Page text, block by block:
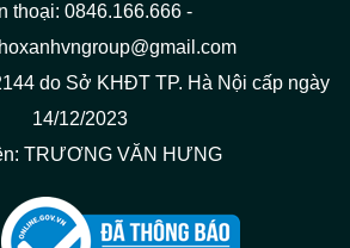
thoại: 0846.166.666 -
do Sở KHĐT TP. Hà Nội cấp ngày
14/12/2023
TRƯƠNG VĂN HƯNG